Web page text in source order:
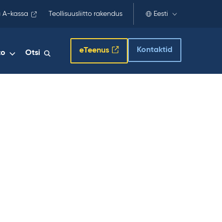
A-kassa Teollisuusliitto rakendus Eesti
Otsi eTeenus Kontaktid